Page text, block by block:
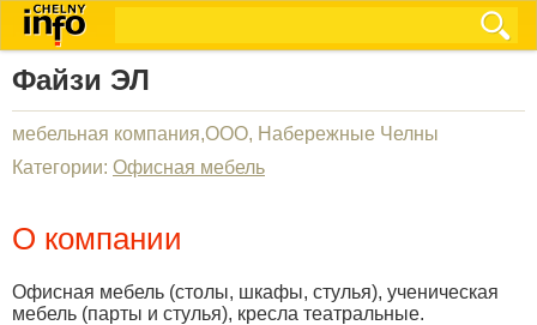
Файзи ЭЛ
мебельная компания,ООО, Набережные Челны
Категории: Офисная мебель
О компании
Офисная мебель (столы, шкафы, стулья), ученическая
мебель (парты и стулья), кресла театральные.